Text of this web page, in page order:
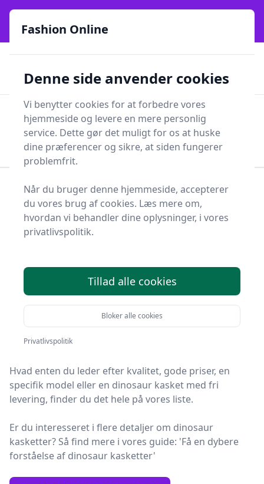
Fashion Online - Din genvej til stil, trends og smarte fund
online siden 2017
Lynhurtig levering ⭐⭐⭐⭐⭐✨981 forskellige produkttyper
Fashion Online
Søg
Forside Tøj og Accessories
Accessories
Hovedbeklædning
Dinosaur Kasket
Bedste dinosaur
valg
Du er landet på Fashion Online, det helt rigtige sted at
finde dinosaur kasketter. Vi har udvalgt de 2 bedste
produkter lige nu, så du er sikret et godt køb!
Hvad enten du leder efter kvalitet, gode priser, en
specifik model eller en dinosaur kasket med fri
levering, finder du det hele på vores liste.
Er du interesseret i flere detaljer om dinosaur
kasketter? Så find mere i vores guide: 'Få en dybere
forståelse af dinosaur kasketter'
Fashion Online
Denne side anvender cookies
Vi benytter cookies for at forbedre vores
hjemmeside og levere en mere personlig
service. Dette gør det muligt for os at huske
dine præferencer og sikre, at siden fungerer
problemfrit.
Når du bruger denne hjemmeside, accepterer
du vores brug af cookies. Læs mere om,
hvordan vi behandler dine oplysninger, i vores
privatlivspolitik.
Tillad alle cookies
Bloker alle cookies
Privatlivspolitik